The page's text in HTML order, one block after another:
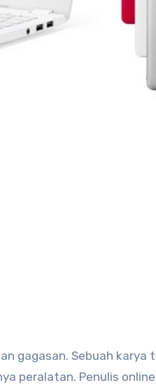
gagasan. Sebuah
peralatan. Penulis